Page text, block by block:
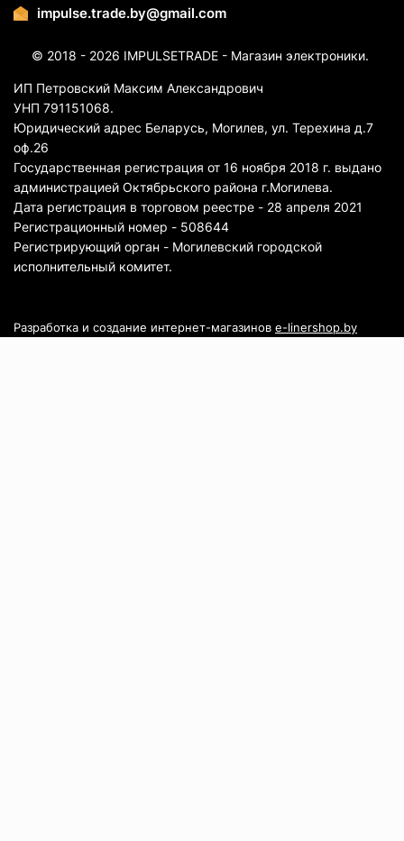
impulse.trade.by@gmail.com
© 2018 - 2026 IMPULSETRADE - Магазин электроники.
ИП Петровский Максим Александрович
УНП 791151068.
Юридический адрес Беларусь, Могилев, ул. Терехина д.7
оф.26
Государственная регистрация от 16 ноября 2018 г. выдано
администрацией Октябрьского района г.Могилева.
Дата регистрация в торговом реестре - 28 апреля 2021
Регистрационный номер - 508644
Регистрирующий орган - Могилевский городской
исполнительный комитет.
Разработка и создание интернет-магазинов e-linershop.by